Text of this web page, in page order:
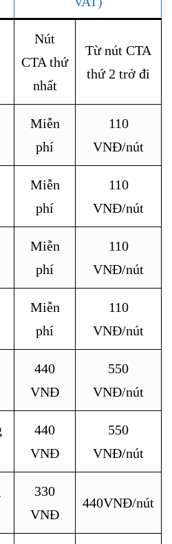
Nút
CTA thứ
nhất
Từ nút CTA
thứ 2 trở đi
Miễn
phí
110
VNĐ/nút
Miễn
phí
110
VNĐ/nút
Miễn
phí
110
VNĐ/nút
Miễn
phí
110
VNĐ/nút
440
VNĐ
550
VNĐ/nút
440
VNĐ
550
VNĐ/nút
330
VNĐ
440VNĐ/nút